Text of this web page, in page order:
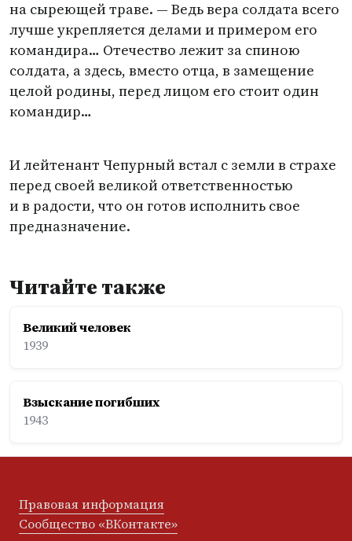
на сыреющей траве. — Ведь вера солдата всего
лучше укрепляется делами и примером его
командира… Отечество лежит за спиною
солдата, а здесь, вместо отца, в замещение
целой родины, перед лицом его стоит один
командир…
И лейтенант Чепурный встал с земли в страхе
перед своей великой ответственностью
и в радости, что он готов исполнить свое
предназначение.
Читайте также
Великий человек
1939
Взыскание погибших
1943
Правовая информация
Сообщество «ВКонтакте»